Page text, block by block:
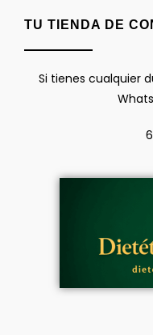
TU TIENDA DE
Si tienes cualquier